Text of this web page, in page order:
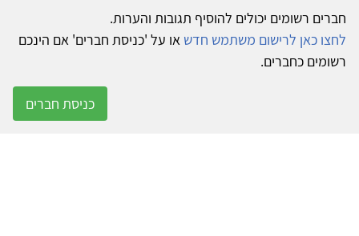
חברים רשומים יכולים להוסיף תגובות והערות.
לחצו כאן לרישום משתמש חדש או על 'כניסת חברים' אם הינכם
רשומים כחברים.
כניסת חברים